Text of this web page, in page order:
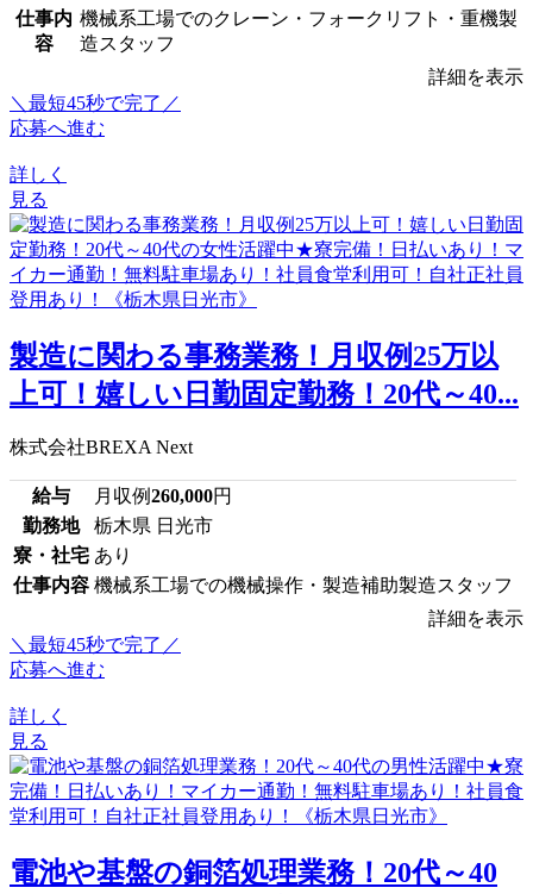
仕事内
容
機械系工場でのクレーン・フォークリフト・重機製
造スタッフ
詳細を表示
＼最短45秒で完了／
応募へ進む
詳しく
見る
製造に関わる事務業務！月収例25万以
上可！嬉しい日勤固定勤務！20代～40...
株式会社BREXA Next
給与 月収例260,000円
勤務地
栃木県 日光市
寮・社宅 あり
仕事内容 機械系工場での機械操作・製造補助製造スタッフ
詳細を表示
＼最短45秒で完了／
応募へ進む
詳しく
見る
電池や基盤の銅箔処理業務！20代～40